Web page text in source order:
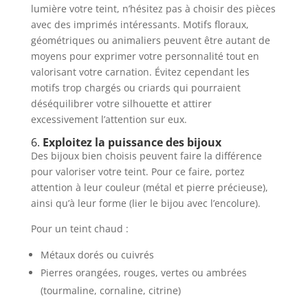
lumière votre teint, n’hésitez pas à choisir des pièces
avec des imprimés intéressants. Motifs floraux,
géométriques ou animaliers peuvent être autant de
moyens pour exprimer votre personnalité tout en
valorisant votre carnation. Évitez cependant les
motifs trop chargés ou criards qui pourraient
déséquilibrer votre silhouette et attirer
excessivement l’attention sur eux.
6. Exploitez la puissance des bijoux
Des bijoux bien choisis peuvent faire la différence
pour valoriser votre teint. Pour ce faire, portez
attention à leur couleur (métal et pierre précieuse),
ainsi qu’à leur forme (lier le bijou avec l’encolure).
Pour un teint chaud :
Métaux dorés ou cuivrés
Pierres orangées, rouges, vertes ou ambrées
(tourmaline, cornaline, citrine)